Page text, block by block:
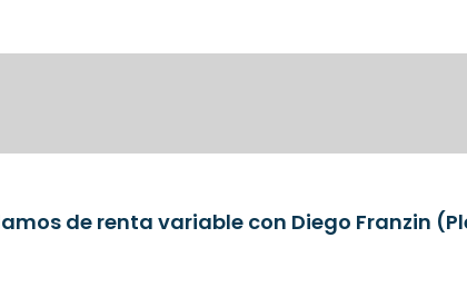
de renta variable con Diego Franzin